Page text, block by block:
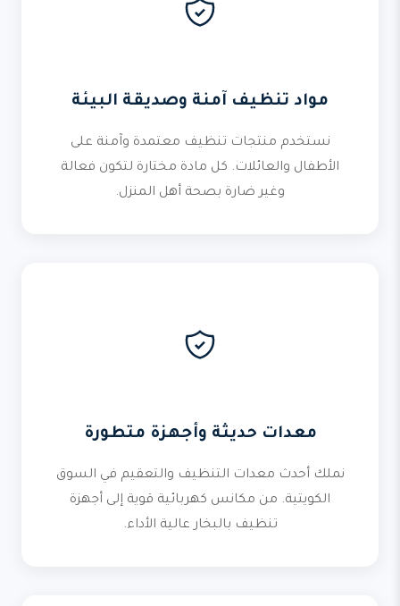
مواد تنظيف آمنة وصديقة البيئة
نستخدم منتجات تنظيف معتمدة وآمنة على
الأطفال والعائلات. كل مادة مختارة لتكون فعالة
وغير ضارة بصحة أهل المنزل.
معدات حديثة وأجهزة متطورة
نملك أحدث معدات التنظيف والتعقيم في السوق
الكويتية. من مكانس كهربائية قوية إلى أجهزة
تنظيف بالبخار عالية الأداء.